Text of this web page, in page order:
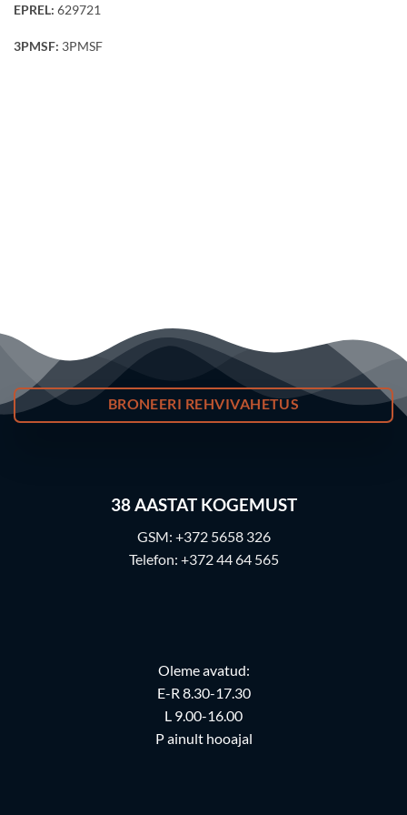
EPREL: 629721
3PMSF: 3PMSF
BRONEERI REHVIVAHETUS
38AASTAT KOGEMUST
GSM: +372 5658 326
Telefon: +372 44 64 565
Oleme avatud:
E-R 8.30-17.30
L 9.00-16.00
P ainult hooajal